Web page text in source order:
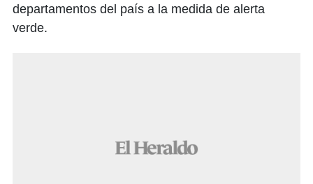
departamentos del país a la medida de alerta
verde.